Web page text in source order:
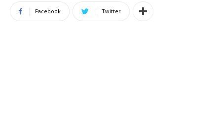
Facebook Twitter